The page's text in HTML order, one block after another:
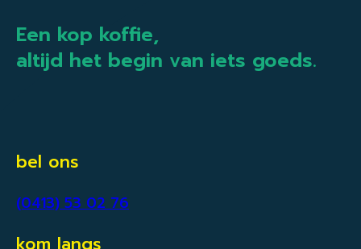
Een kop koffie,
altijd het begin van iets goeds.
bel ons
(0413) 53 02 76